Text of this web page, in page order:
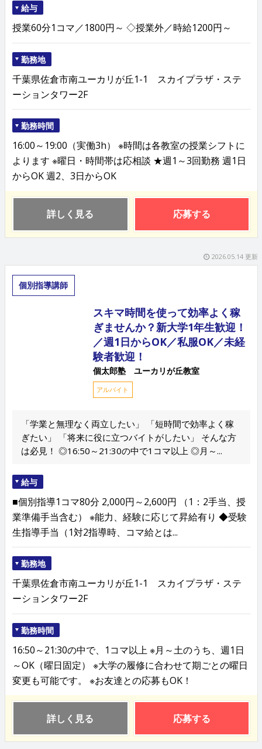
給与
授業60分1コマ／1800円～ ◇授業外／時給1200円～
勤務地
千葉県佐倉市南ユーカリが丘1-1 スカイプラザ・ステ
ーションタワー2F
勤務時間
16:00～19:00（実働3h） ※時間は各教室の授業シフトに
よります ※曜日・時間帯は応相談 ★週1～3回勤務 週1日
からOK 週2、3日からOK
詳しく見る 応募する
2026.05.14 更新
個別指導講師
スキマ時間を使って効率よく稼
ぎませんか？新大学1年生歓迎！
／週1日からOK／私服OK／未経
験者歓迎！
個太郎塾 ユーカリが丘教室
アルバイト
「学業と無理なく両立したい」 「短時間で効率よく稼
ぎたい」 「将来に役に立つバイトがしたい」 そんな方
は必見！ ◎16:50～21:30の中で1コマ以上 ◎月～...
給与
■個別指導1コマ80分 2,000円～2,600円 （1：2手当、授
業準備手当含む） ※能力、経験に応じて昇給有り ◆受験
生指導手当（1対2指導時、コマ給とは...
勤務地
千葉県佐倉市南ユーカリが丘1-1 スカイプラザ・ステ
ーションタワー2F
勤務時間
16:50～21:30の中で、1コマ以上 ※月～土のうち、週1日
～OK（曜日固定） ※大学の履修に合わせて期ごとの曜日
変更も可能です。 ※お友達との応募もOK！
詳しく見る 応募する